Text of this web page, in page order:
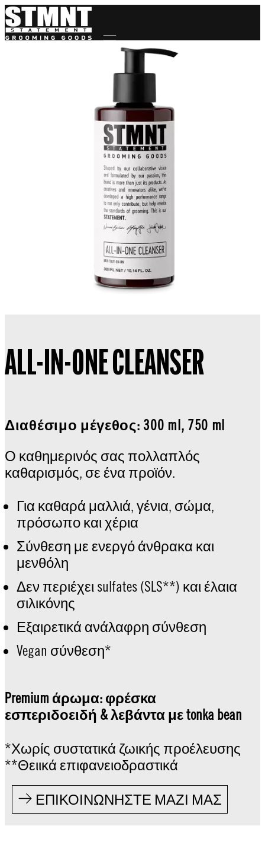
Mobile navigation
ALL-IN-ONE CLEANSER
Διαθέσιμο μέγεθος: 300 ml, 750 ml
Ο καθημερινός σας πολλαπλός
καθαρισμός, σε ένα προϊόν.
Για καθαρά μαλλιά, γένια, σώμα,
πρόσωπο και χέρια
Σύνθεση με ενεργό άνθρακα και
μενθόλη
Δεν περιέχει sulfates (SLS**) και έλαια
σιλικόνης
Εξαιρετικά ανάλαφρη σύνθεση
Vegan σύνθεση*
Premium άρωμα: φρέσκα
εσπεριδοειδή & λεβάντα με tonka bean
*Χωρίς συστατικά ζωικής προέλευσης
**Θειικά επιφανειοδραστικά
ΕΠΙΚΟΙΝΩΝΗΣΤΕ ΜΑΖΙ ΜΑΣ